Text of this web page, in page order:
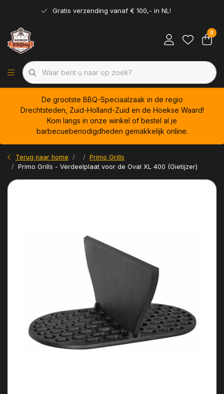
Gratis verzending vanaf € 100,- in NL!
0
De grootste BBQ-Speciaalzaak in de regio
Drechtsteden, Zuid-Holland-Zuid en de Hoekse Waard!
Kom langs in onze winkel of bestel al je
barbecuebenodigdheden gemakkelijk online.
Terug naar home
Primo Grills
Primo Grills - Verdeelplaat voor de Oval XL 400 (Gietijzer)